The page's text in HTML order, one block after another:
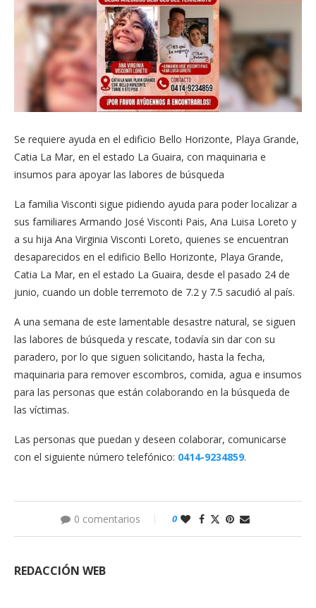
Se requiere ayuda en el edificio Bello Horizonte, Playa Grande,
Catia La Mar, en el estado La Guaira, con maquinaria e
insumos para apoyar las labores de búsqueda
La familia Visconti sigue pidiendo ayuda para poder localizar a
sus familiares Armando José Visconti Pais, Ana Luisa Loreto y
a su hija Ana Virginia Visconti Loreto, quienes se encuentran
desaparecidos en el edificio Bello Horizonte, Playa Grande,
Catia La Mar, en el estado La Guaira, desde el pasado 24 de
junio, cuando un doble terremoto de 7.2 y 7.5 sacudió al país.
A una semana de este lamentable desastre natural, se siguen
las labores de búsqueda y rescate, todavía sin dar con su
paradero, por lo que siguen solicitando, hasta la fecha,
maquinaria para remover escombros, comida, agua e insumos
para las personas que están colaborando en la búsqueda de
las víctimas.
Las personas que puedan y deseen colaborar, comunicarse
con el siguiente número telefónico: 0414-9234859.
0 comentarios 0
REDACCIÓN WEB